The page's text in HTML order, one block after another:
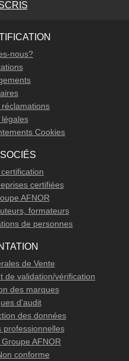
nous?
Cookies
certifiées
AFNOR
formateurs
de personnes
de Vente
de validation/vérification
des marques
d'audit
des données
professionnelles
AFNOR
conforme